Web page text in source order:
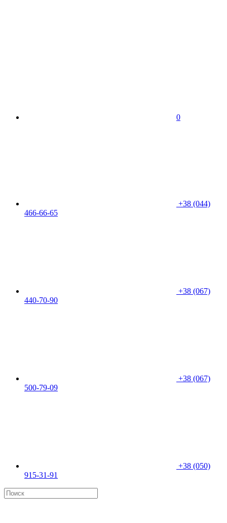
0
+38 (044)
466-66-65
+38 (067)
440-70-90
+38 (067)
500-79-09
+38 (050)
915-31-91